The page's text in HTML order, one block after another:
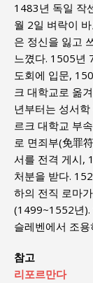
1483년 독일 작
월 2일 벼락이
은 정신을 잃고
느꼈다. 1505년
도회에 입문,
크 대학교로 옮
년부터는 성서
르크 대학교 부
로 면죄부(免罪
서를 전격 게시,
처분을 받다.
하의 전직 로마
(1499~1552년).
슬레벤에서 조
참고
리포르만다